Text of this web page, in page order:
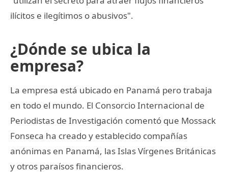
ilícitos e ilegítimos o abusivos".
¿Dónde se ubica la
empresa?
La empresa está ubicado en Panamá pero trabaja
en todo el mundo. El Consorcio Internacional de
Periodistas de Investigación comentó que Mossack
Fonseca ha creado y establecido compañías
anónimas en Panamá, las Islas Vírgenes Británicas
y otros paraísos financieros.